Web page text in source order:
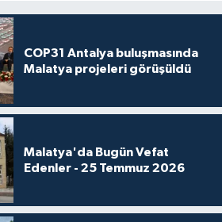
COP31 Antalya buluşmasında
Malatya projeleri görüşüldü
Malatya'da Bugün Vefat
Edenler - 25 Temmuz 2026